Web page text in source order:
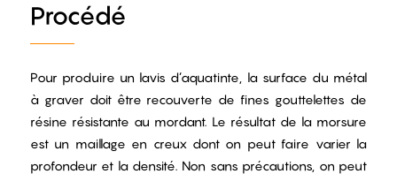
Procédé
Pour produire un lavis d’aquatinte, la surface du métal
à graver doit être recouverte de fines gouttelettes de
résine résistante au mordant. Le résultat de la morsure
est un maillage en creux dont on peut faire varier la
profondeur et la densité. Non sans précautions, on peut